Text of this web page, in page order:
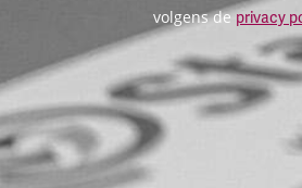
volgens deprivacy